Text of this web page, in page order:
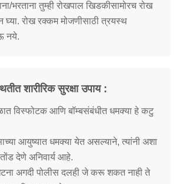
भरताना तुम्ही रोखपाल खिडकीसामोरच रोख
घ्या. रोख रक्कम मोजणीसाठी त्रयस्थ
नये.
शारीरिक सुरक्षा उपाय :
विस्फोटक आणि बॉम्बसंबंधीत धमक्या हे कटु
आयुष्यात धमक्या येत असल्याने, त्यांनी अशा
देणे अनिवार्य आहे.
अगदी पोलीस दलही जे करू शकत नाही ते